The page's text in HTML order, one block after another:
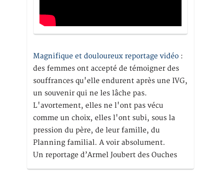
Magnifique et douloureux reportage vidéo :
des femmes ont accepté de témoigner des
souffrances qu'elle endurent après une IVG,
un souvenir qui ne les lâche pas.
L'avortement, elles ne l'ont pas vécu
comme un choix, elles l'ont subi, sous la
pression du père, de leur famille, du
Planning familial. A voir absolument.
Un reportage d’Armel Joubert des Ouches